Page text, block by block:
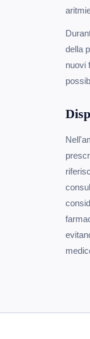
della
nuovi